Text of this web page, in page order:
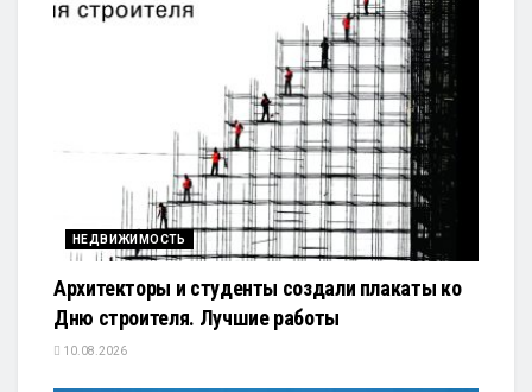
НЕДВИЖИМОСТЬ
Архитекторы и студенты создали плакаты ко
Дню строителя. Лучшие работы
10.08.2026